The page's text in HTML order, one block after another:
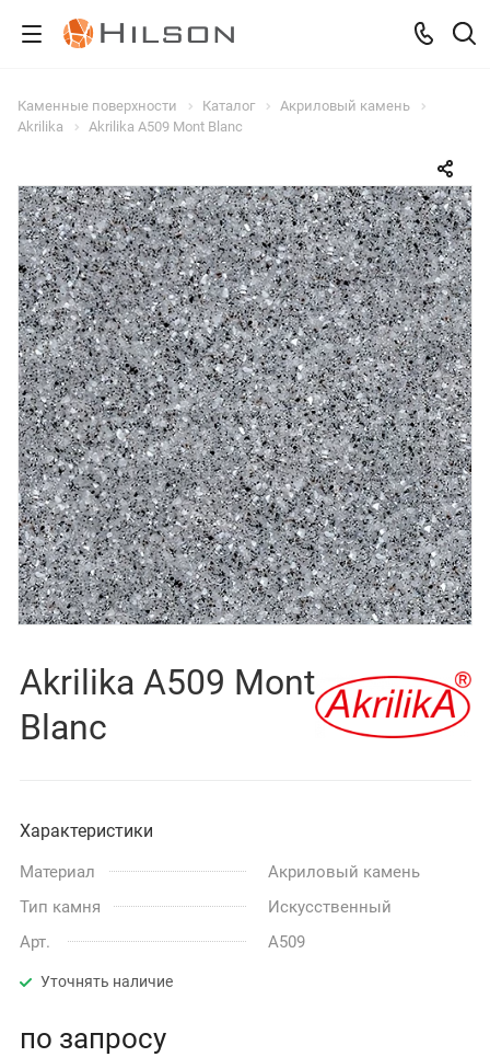
Каменные поверхности Каталог
Акриловый камень
Akrilika
Akrilika A509 Mont Blanc
Akrilika A509 Mont
Blanc
Характеристики
Материал
Акриловый камень
Тип камня
Искусственный
Арт.
A509
Уточнять наличие
по запросу